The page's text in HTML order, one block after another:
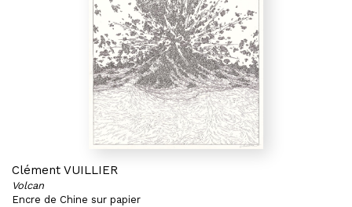
Clément VUILLIER
Volcan
Encre de Chine sur papier